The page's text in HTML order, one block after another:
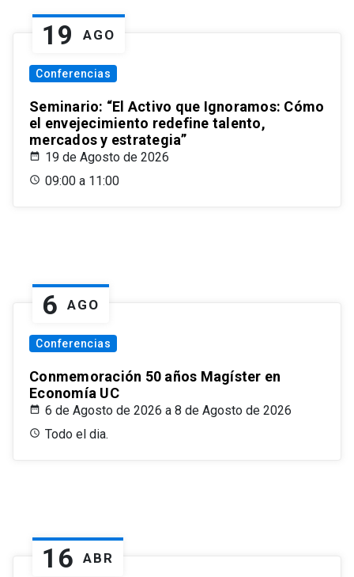
19 AGO
Conferencias
Seminario: “El Activo que Ignoramos: Cómo
el envejecimiento redefine talento,
mercados y estrategia”
19 de Agosto de 2026
09:00 a 11:00
6 AGO
Conferencias
Conmemoración 50 años Magíster en
Economía UC
6 de Agosto de 2026 a 8 de Agosto de 2026
Todo el dia.
16 ABR